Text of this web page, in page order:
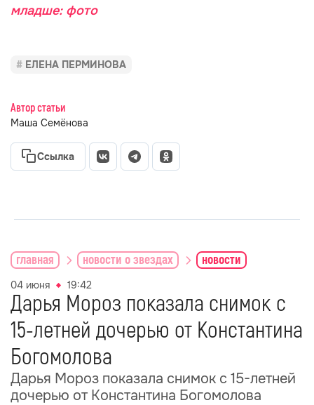
младше: фото
ЕЛЕНА ПЕРМИНОВА
Автор статьи
Маша Семёнова
Ссылка
главная новости о звездах новости
04 июня 19:42
Дарья Мороз показала снимок с
15-летней дочерью от Константина
Богомолова
Дарья Мороз показала снимок с 15-летней
дочерью от Константина Богомолова